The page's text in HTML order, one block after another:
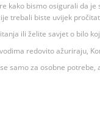
kako bismo osigurali da
trebali biste uvijek
ili želite savjet o bilo
redovito ažuriraju,
samo za osobne